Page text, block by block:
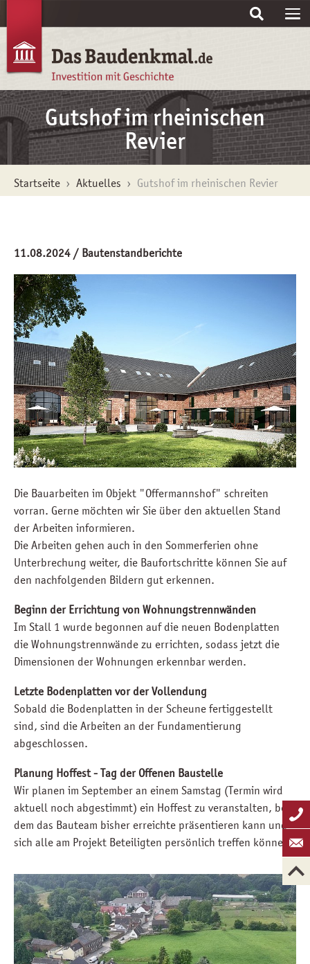
Gutshof im rheinischen
Revier
Startseite Aktuelles Gutshof im rheinischen Revier
11.08.2024 / Bautenstandberichte
Die Bauarbeiten im Objekt "Offermannshof" schreiten
vorran. Gerne möchten wir Sie über den aktuellen Stand
der Arbeiten informieren.
Die Arbeiten gehen auch in den Sommerferien ohne
Unterbrechung weiter, die Baufortschritte können Sie auf
den nachfolgenden Bildern gut erkennen.
Beginn der Errichtung von Wohnungstrennwänden
Im Stall 1 wurde begonnen auf die neuen Bodenplatten
die Wohnungstrennwände zu errichten, sodass jetzt die
Dimensionen der Wohnungen erkennbar werden.
Letzte Bodenplatten vor der Vollendung
Sobald die Bodenplatten in der Scheune fertiggestellt
sind, sind die Arbeiten an der Fundamentierung
abgeschlossen.
Planung Hoffest - Tag der Offenen Baustelle
Wir planen im September an einem Samstag (Termin wird
aktuell noch abgestimmt) ein Hoffest zu veranstalten, bei
dem das Bauteam bisher erreichte präsentieren kann und
sich alle am Projekt Beteiligten persönlich treffen können.